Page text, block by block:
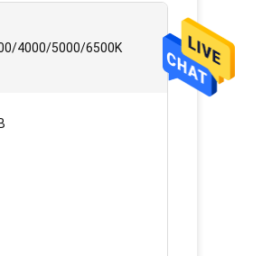
4000/5000/6500K